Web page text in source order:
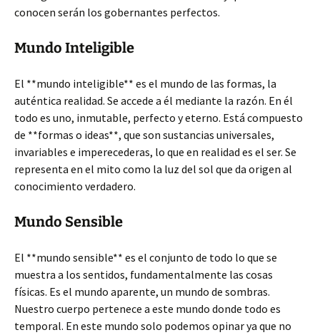
conocen serán los gobernantes perfectos.
Mundo Inteligible
El **mundo inteligible** es el mundo de las formas, la
auténtica realidad. Se accede a él mediante la razón. En él
todo es uno, inmutable, perfecto y eterno. Está compuesto
de **formas o ideas**, que son sustancias universales,
invariables e imperecederas, lo que en realidad es el ser. Se
representa en el mito como la luz del sol que da origen al
conocimiento verdadero.
Mundo Sensible
El **mundo sensible** es el conjunto de todo lo que se
muestra a los sentidos, fundamentalmente las cosas
físicas. Es el mundo aparente, un mundo de sombras.
Nuestro cuerpo pertenece a este mundo donde todo es
temporal. En este mundo solo podemos opinar ya que no